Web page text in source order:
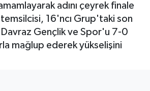
adını çeyrek finale
temsilcisi, 16'ncı Grup'taki son
Gençlik ve Spor'u 7-0
mağlup ederek yükselişini